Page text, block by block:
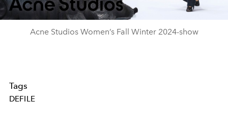
Video
Acne Studios Women’s Fall Winter 2024-show
Tags
DEFILE